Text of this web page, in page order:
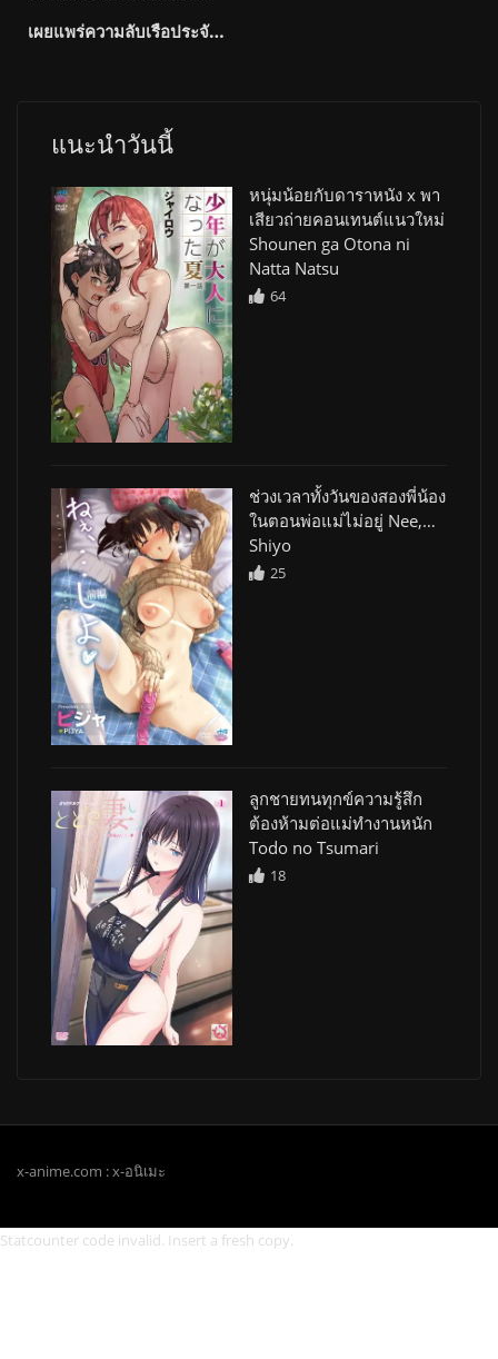
เผยแพร่ความลับเรือประจัญบาน! การสะกดจิตควบคุมความเงี่ยน Kyonyuu Onna Shikan Sennou Saimin-
แนะนำวันนี้
หนุ่มน้อยกับดาราหนัง x พา
เสียวถ่ายคอนเทนต์แนวใหม่
Shounen ga Otona ni
Natta Natsu
64
ช่วงเวลาทั้งวันของสองพี่น้อง
ในตอนพ่อแม่ไม่อยู่ Nee,…
Shiyo
25
ลูกชายทนทุกข์ความรู้สึก
ต้องห้ามต่อแม่ทำงานหนัก
Todo no Tsumari
18
x-anime.com : x-อนิเมะ
Statcounter code invalid. Insert a fresh copy.